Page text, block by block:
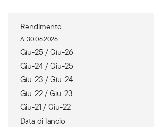
Rendimento
Al 30.06.2026
Giu-25 / Giu-26
Giu-24 / Giu-25
Giu-23 / Giu-24
Giu-22 / Giu-23
Giu-21 / Giu-22
Data di lancio